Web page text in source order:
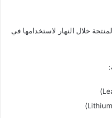
خلال النهار لاستخدامها في